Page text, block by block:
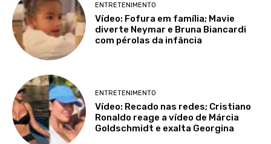
ENTRETENIMENTO
Vídeo: Fofura em família; Mavie
diverte Neymar e Bruna Biancardi
com pérolas da infância
ENTRETENIMENTO
Vídeo: Recado nas redes; Cristiano
Ronaldo reage a vídeo de Márcia
Goldschmidt e exalta Georgina